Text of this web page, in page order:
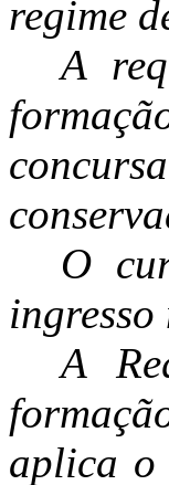
regime
A
O
A
aplica o